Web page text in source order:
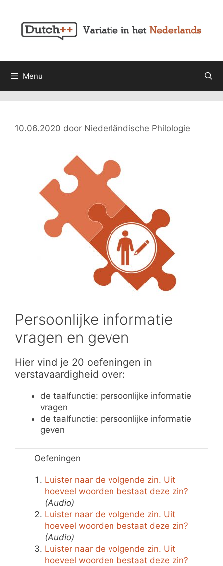
inhoud
Menu
10.06.2020 door Niederländische Philologie
Persoonlijke informatie
vragen en geven
Hier vind je 20 oefeningen in
verstavaardigheid over:
de taalfunctie: persoonlijke informatie
vragen
de taalfunctie: persoonlijke informatie
geven
Oefeningen
Luister naar de volgende zin. Uit
hoeveel woorden bestaat deze zin?
(Audio)
Luister naar de volgende zin. Uit
hoeveel woorden bestaat deze zin?
(Audio)
Luister naar de volgende zin. Uit
hoeveel woorden bestaat deze zin?